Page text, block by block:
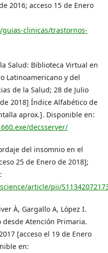
2016; acceso 15 de Enero
clinicas/trastornos-
Salud: Biblioteca Virtual en
Latinoamericano y del
de la Salud; 28 de Julio
2018] Índice Alfabético de
aprox.]. Disponible en:
decsserver/
del insomnio en el
25 de Enero de 2018];
article/pii/
À, Gargallo A, López I.
Atención Primaria.
[acceso el 19 de Enero
en: